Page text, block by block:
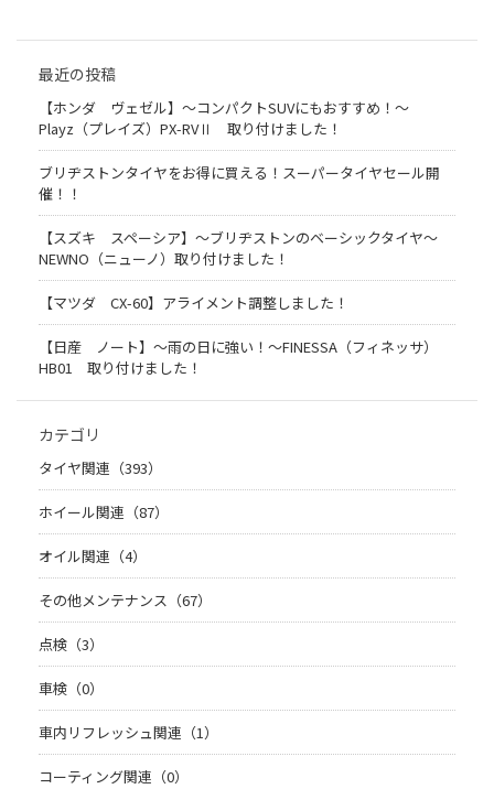
最近の投稿
【ホンダ ヴェゼル】～コンパクトSUVにもおすすめ！～
Playz（プレイズ）PX-RVⅡ 取り付けました！
ブリヂストンタイヤをお得に買える！スーパータイヤセール開
催！！
【スズキ スペーシア】～ブリヂストンのベーシックタイヤ～
NEWNO（ニューノ）取り付けました！
【マツダ CX-60】アライメント調整しました！
【日産 ノート】～雨の日に強い！～FINESSA（フィネッサ）
HB01 取り付けました！
カテゴリ
タイヤ関連（393）
ホイール関連（87）
オイル関連（4）
その他メンテナンス（67）
点検（3）
車検（0）
車内リフレッシュ関連（1）
コーティング関連（0）